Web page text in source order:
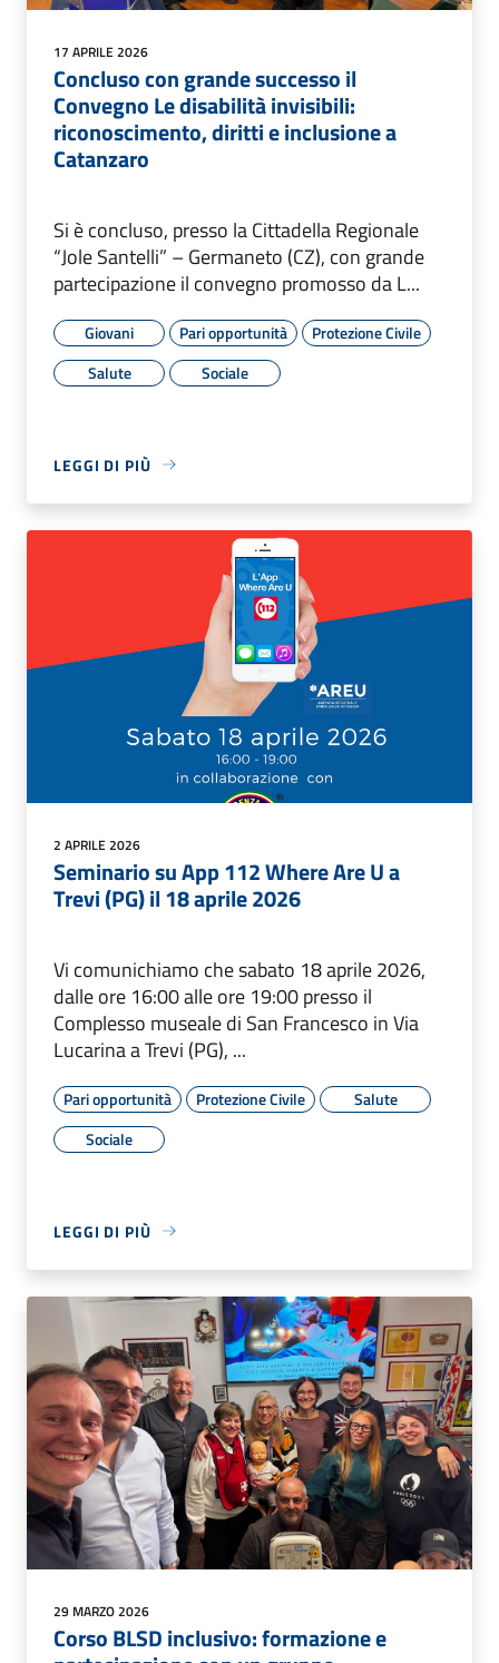
17 APRILE 2026
Concluso con grande successo il
Convegno Le disabilità invisibili:
riconoscimento, diritti e inclusione a
Catanzaro
Si è concluso, presso la Cittadella Regionale
“Jole Santelli” – Germaneto (CZ), con grande
partecipazione il convegno promosso da L...
Giovani Pari opportunità
Protezione Civile
Salute
Sociale
LEGGI DI PIÙ
2 APRILE 2026
Seminario su App 112 Where Are U a
Trevi (PG) il 18 aprile 2026
Vi comunichiamo che sabato 18 aprile 2026,
dalle ore 16:00 alle ore 19:00 presso il
Complesso museale di San Francesco in Via
Lucarina a Trevi (PG), ...
Pari opportunità Protezione Civile
Salute
Sociale
LEGGI DI PIÙ
29 MARZO 2026
Corso BLSD inclusivo: formazione e